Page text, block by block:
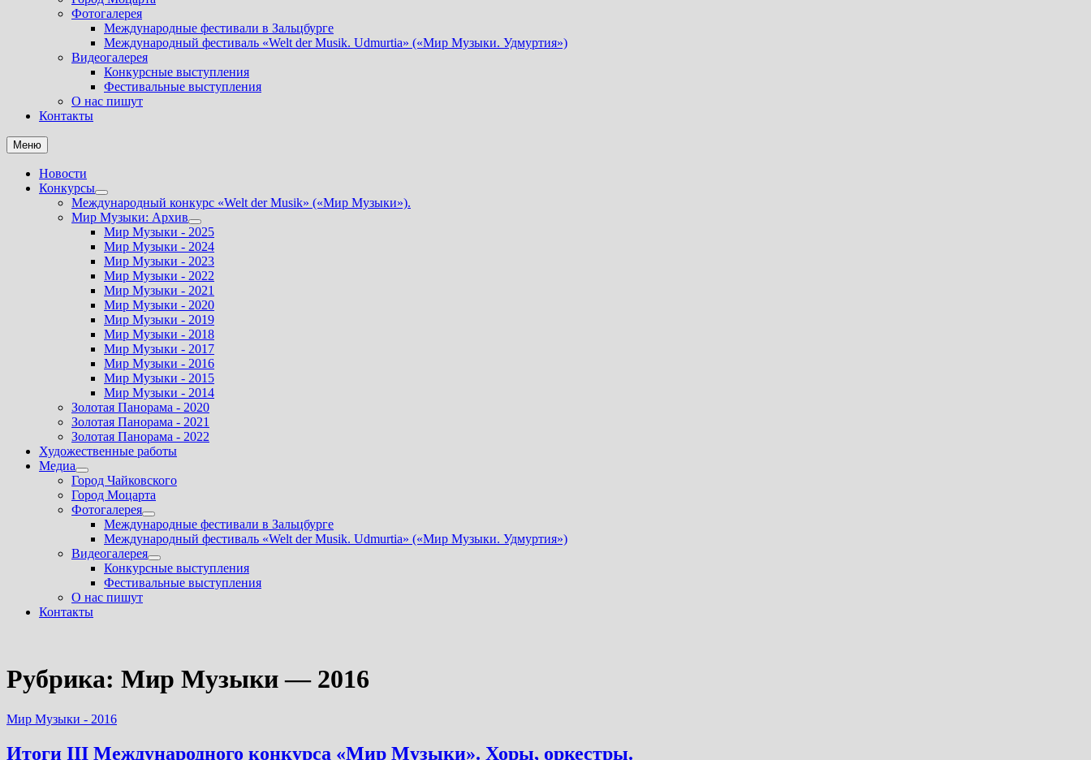
Фотогалерея
Международные фестивали в Зальцбурге
Международный фестиваль «Welt der Musik. Udmurtia» («Мир Музыки. Удмуртия»)
Видеогалерея
Конкурсные выступления
Фестивальные выступления
О нас пишут
Контакты
Меню
Новости
Конкурсы
Показать
подменю
Международный конкурс «Welt der Musik» («Мир Музыки»).
Мир Музыки: Архив
Показать
подменю
Мир Музыки - 2025
Мир Музыки - 2024
Мир Музыки - 2023
Мир Музыки - 2022
Мир Музыки - 2021
Мир Музыки - 2020
Мир Музыки - 2019
Мир Музыки - 2018
Мир Музыки - 2017
Мир Музыки - 2016
Мир Музыки - 2015
Мир Музыки - 2014
Золотая Панорама - 2020
Золотая Панорама - 2021
Золотая Панорама - 2022
Художественные работы
Медиа
Показать
подменю
Город Чайковского
Город Моцарта
Фотогалерея
Показать
подменю
Международные фестивали в Зальцбурге
Международный фестиваль «Welt der Musik. Udmurtia» («Мир Музыки. Удмуртия»)
Видеогалерея
Показать
подменю
Конкурсные выступления
Фестивальные выступления
О нас пишут
Контакты
Рубрика: Мир Музыки — 2016
Мир Музыки - 2016
Итоги III Международного конкурса «Мир Музыки». Хоры, оркестры.